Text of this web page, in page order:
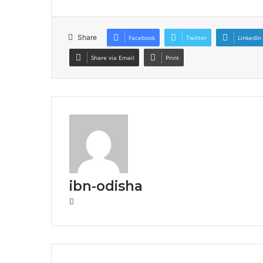
Share Facebook Twitter LinkedIn
Share via Email Print
ibn-odisha